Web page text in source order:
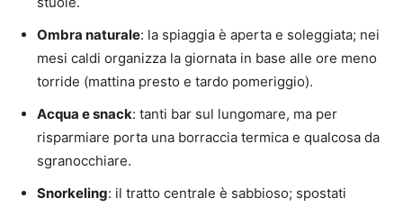
Ombra naturale: la spiaggia è aperta e soleggiata; nei
mesi caldi organizza la giornata in base alle ore meno
torride (mattina presto e tardo pomeriggio).
Acqua e snack: tanti bar sul lungomare, ma per
risparmiare porta una borraccia termica e qualcosa da
sgranocchiare.
Snorkeling: il tratto centrale è sabbioso; spostati